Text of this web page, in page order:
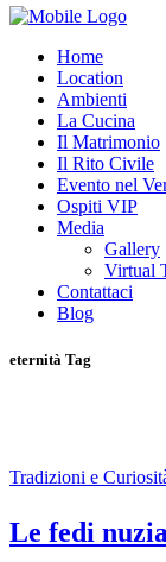
Home
Location
Ambienti
La Cucina
Il Matrimonio
Il Rito Civile
Evento nel
Ospiti VIP
Media
Gallery
Virtual
Contattaci
Blog
eternità Tag
Tradizioni e
Le fedi